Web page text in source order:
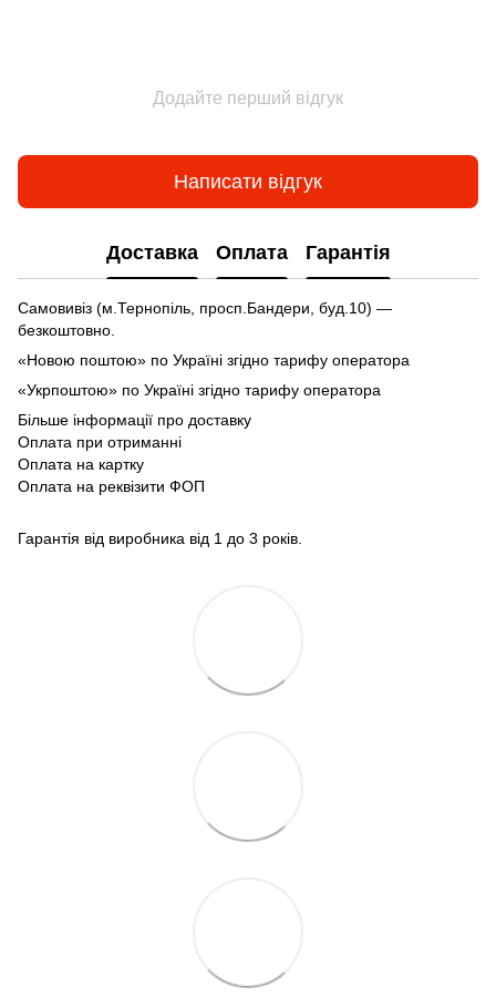
Додайте перший відгук
Написати відгук
Доставка Оплата Гарантія
Самовивіз (м.Тернопіль, просп.Бандери, буд.10) —
безкоштовно.
«Новою поштою» по Україні згідно тарифу оператора
«Укрпоштою» по Україні згідно тарифу оператора
Більше інформації про доставку
Оплата при отриманні
Оплата на картку
Оплата на реквізити ФОП
Гарантія від виробника від 1 до 3 років.